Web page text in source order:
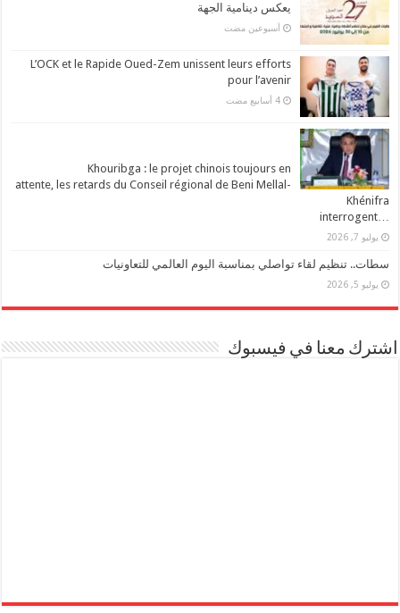
يعكس دينامية الجهة
‏أسبوعين مضت
L’OCK et le Rapide Oued-Zem unissent leurs efforts
pour l’avenir
‏4 أسابيع مضت
Khouribga : le projet chinois toujours en
attente, les retards du Conseil régional de Beni Mellal-
Khénifra
…interrogent
يوليو 7, 2026
سطات.. تنظيم لقاء تواصلي بمناسبة اليوم العالمي للتعاونيات
يوليو 5, 2026
اشترك معنا في فيسبوك